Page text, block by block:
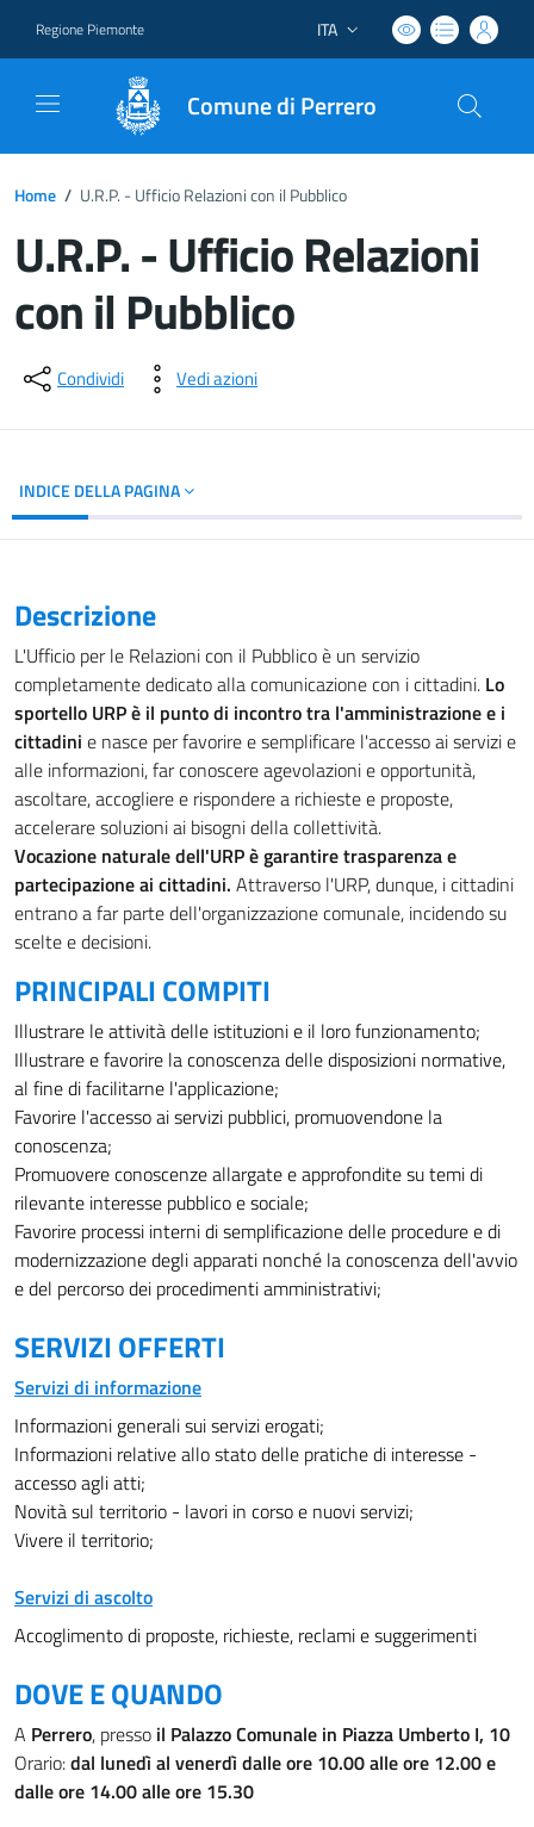
Regione Piemonte Lingua attiva:
ITA
Comune di Perrero
Home / U.R.P. - Ufficio Relazioni con il Pubblico
U.R.P. - Ufficio Relazioni
con il Pubblico
Dettagli del documento
Condividi Vedi azioni
INDICE DELLA PAGINA
Descrizione
L'Ufficio per le Relazioni con il Pubblico è un servizio
completamente dedicato alla comunicazione con i cittadini. Lo
sportello URP è il punto di incontro tra l'amministrazione e i
cittadini e nasce per favorire e semplificare l'accesso ai servizi e
alle informazioni, far conoscere agevolazioni e opportunità,
ascoltare, accogliere e rispondere a richieste e proposte,
accelerare soluzioni ai bisogni della collettività.
Vocazione naturale dell'URP è garantire trasparenza e
partecipazione ai cittadini. Attraverso l'URP, dunque, i cittadini
entrano a far parte dell'organizzazione comunale, incidendo su
scelte e decisioni.
PRINCIPALI COMPITI
Illustrare le attività delle istituzioni e il loro funzionamento;
Illustrare e favorire la conoscenza delle disposizioni normative,
al fine di facilitarne l'applicazione;
Favorire l'accesso ai servizi pubblici, promuovendone la
conoscenza;
Promuovere conoscenze allargate e approfondite su temi di
rilevante interesse pubblico e sociale;
Favorire processi interni di semplificazione delle procedure e di
modernizzazione degli apparati nonché la conoscenza dell'avvio
e del percorso dei procedimenti amministrativi;
SERVIZI OFFERTI
Servizi di informazione
Informazioni generali sui servizi erogati;
Informazioni relative allo stato delle pratiche di interesse -
accesso agli atti;
Novità sul territorio - lavori in corso e nuovi servizi;
Vivere il territorio;
Servizi di ascolto
Accoglimento di proposte, richieste, reclami e suggerimenti
DOVE E QUANDO
A Perrero, presso il Palazzo Comunale in Piazza Umberto I, 10
Orario:dal lunedì al venerdì dalle ore 10.00 alle ore 12.00 e
dalle ore 14.00 alle ore 15.30